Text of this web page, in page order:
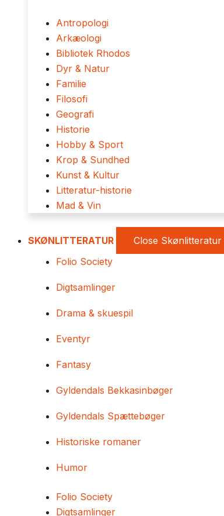
Antropologi
Arkæologi
Bibliotek Rhodos
Dyr & Natur
Familie
Filosofi
Geografi
Historie
Hobby & Sport
Krop & Sundhed
Kunst & Kultur
Litteratur-historie
Mad & Vin
SKØNLITTERATUR Close Skønlitteratur
Folio Society
Digtsamlinger
Drama & skuespil
Eventyr
Fantasy
Gyldendals Bekkasinbøger
Gyldendals Spættebøger
Historiske romaner
Humor
Folio Society
Digtsamlinger